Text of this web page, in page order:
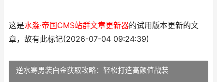
这是水淼·帝国CMS站群文章更新器的试用版本更新的文
章，故有此标记(2026-07-04 09:24:39)
逆水寒男装白金获取攻略：轻松打造高颜值战装